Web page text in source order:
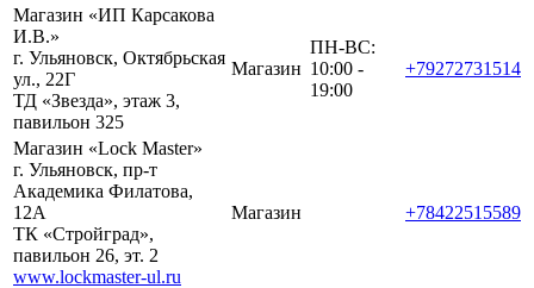
Магазин «ИП Карсакова
И.В.»
г. Ульяновск, Октябрьская
ул., 22Г
ТД «Звезда», этаж 3,
павильон 325
Магазин
ПН-ВС:
10:00 -
19:00
+79272731514
Магазин «Lock Master»
г. Ульяновск, пр-т
Академика Филатова,
12А
ТК «Стройград»,
павильон 26, эт. 2
www.lockmaster-ul.ru
Магазин +78422515589